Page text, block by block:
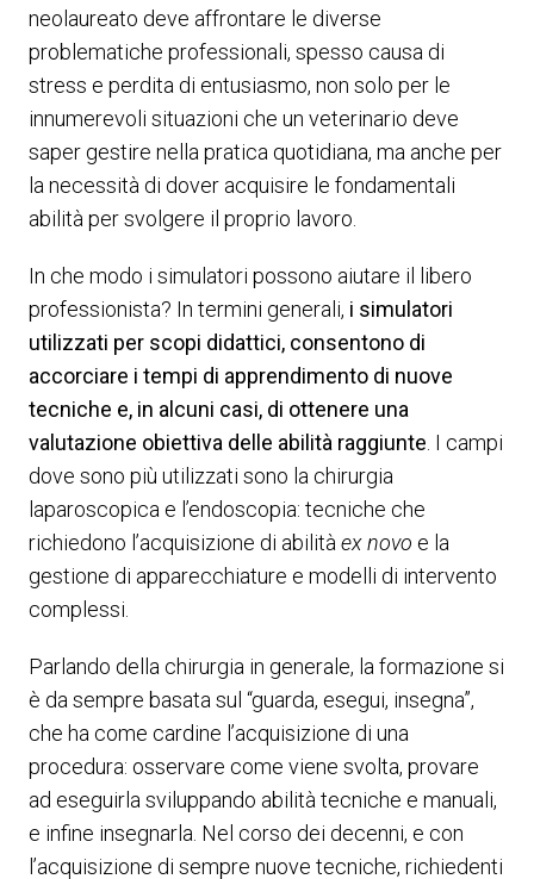
neolaureato deve affrontare le diverse
problematiche professionali, spesso causa di
stress e perdita di entusiasmo, non solo per le
innumerevoli situazioni che un veterinario deve
saper gestire nella pratica quotidiana, ma anche per
la necessità di dover acquisire le fondamentali
abilità per svolgere il proprio lavoro.
In che modo i simulatori possono aiutare il libero
professionista? In termini generali, i simulatori
utilizzati per scopi didattici, consentono di
accorciare i tempi di apprendimento di nuove
tecniche e, in alcuni casi, di ottenere una
valutazione obiettiva delle abilità raggiunte. I campi
dove sono più utilizzati sono la chirurgia
laparoscopica e l’endoscopia: tecniche che
richiedono l’acquisizione di abilitàex novo e la
gestione di apparecchiature e modelli di intervento
complessi.
Parlando della chirurgia in generale, la formazione si
è da sempre basata sul “guarda, esegui, insegna”,
che ha come cardine l’acquisizione di una
procedura: osservare come viene svolta, provare
ad eseguirla sviluppando abilità tecniche e manuali,
e infine insegnarla. Nel corso dei decenni, e con
l’acquisizione di sempre nuove tecniche, richiedenti